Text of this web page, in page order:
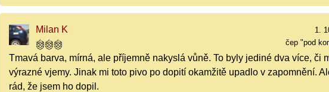
Milan K
1.
čep "pod
Tmavá barva, mírná, ale příjemně nakyslá vůně. To byly jediné dva více, či
výrazné vjemy. Jinak mi toto pivo po dopití okamžitě upadlo v zapomnění.
rád, že jsem ho dopil.